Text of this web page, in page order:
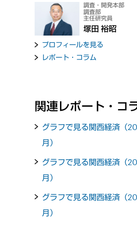
調査・開発本部
調査部
主任研究員
塚田 裕昭
プロフィールを見る
レポート・コラム
関連レポート・コ
グラフで見る関西経済（
月）
グラフで見る関西経済（
月）
グラフで見る関西経済（
月）